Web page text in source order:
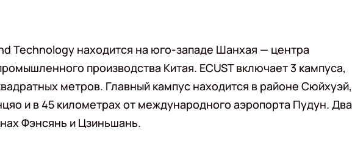
Technology находится на юго-западе Шанхая — центра
производства Китая. ECUST включает 3 кампуса,
метров. Главный кампус находится в районе Сюйхуэй,
и в 45 километрах от международного аэропорта Пудун. Два
Фэнсянь и Цзиньшань.